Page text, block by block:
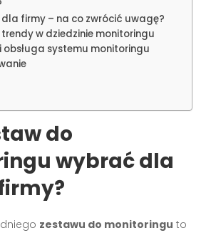
firmy – na co zwrócić uwagę?
trendy w dziedzinie monitoringu
systemu monitoringu
do
wybrać dla
zestawu do monitoringu to